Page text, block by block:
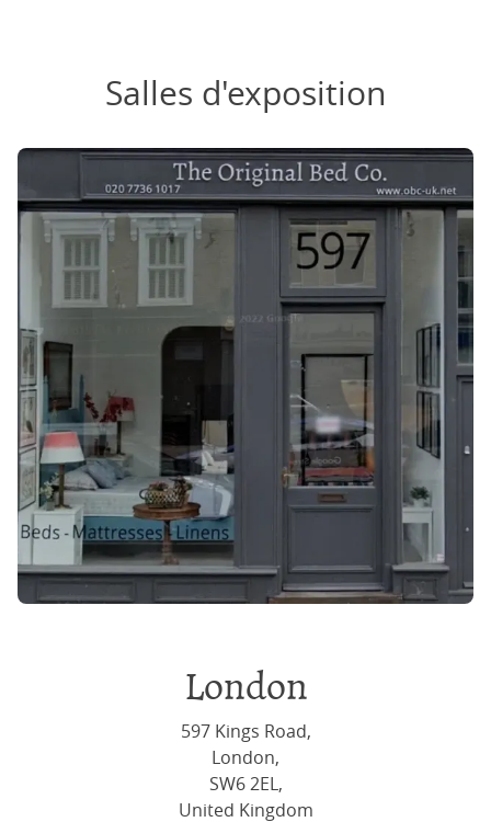
Salles d'exposition
London
597 Kings Road,
London,
SW6 2EL,
United Kingdom